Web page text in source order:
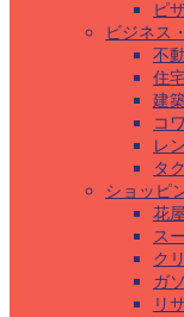
ピ
ビジネス
不
住
建
コ
レ
タ
ショッピ
花
ス
ク
ガ
リ